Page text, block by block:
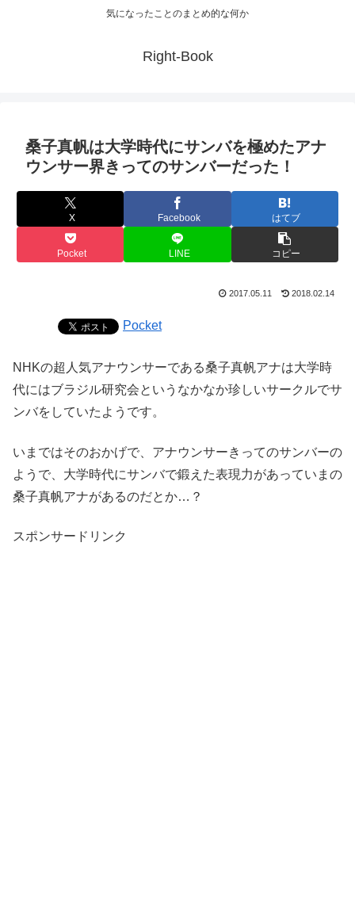
気になったことのまとめ的な何か
Right-Book
桑子真帆は大学時代にサンバを極めたアナ
ウンサー界きってのサンバーだった！
X Facebook はてブ
Pocket LINE コピー
2017.05.11 2018.02.14
Pocket
NHKの超人気アナウンサーである桑子真帆アナは大学時
代にはブラジル研究会というなかなか珍しいサークルでサ
ンバをしていたようです。
いまではそのおかげで、アナウンサーきってのサンバーの
ようで、大学時代にサンバで鍛えた表現力があっていまの
桑子真帆アナがあるのだとか…？
スポンサードリンク